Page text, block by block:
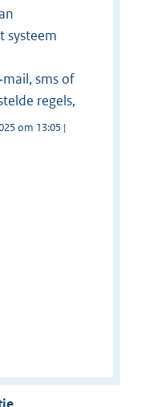
systeem
sms of
regels,
om 13:05 |